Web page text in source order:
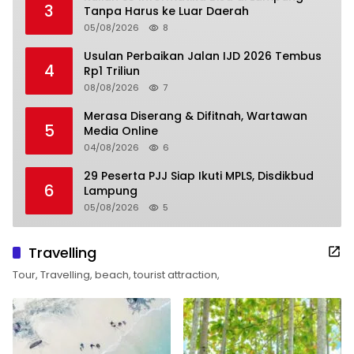
3
Tanpa Harus ke Luar Daerah
05/08/2026 8
4
Usulan Perbaikan Jalan IJD 2026 Tembus
Rp1 Triliun
08/08/2026 7
5
Merasa Diserang & Difitnah, Wartawan
Media Online
04/08/2026 6
6
29 Peserta PJJ Siap Ikuti MPLS, Disdikbud
Lampung
05/08/2026 5
Travelling
Tour, Travelling, beach, tourist attraction,